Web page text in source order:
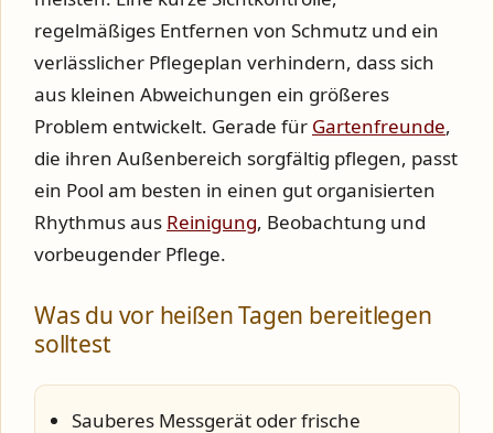
regelmäßiges Entfernen von Schmutz und ein
verlässlicher Pflegeplan verhindern, dass sich
aus kleinen Abweichungen ein größeres
Problem entwickelt. Gerade für Gartenfreunde,
die ihren Außenbereich sorgfältig pflegen, passt
ein Pool am besten in einen gut organisierten
Rhythmus aus Reinigung, Beobachtung und
vorbeugender Pflege.
Was du vor heißen Tagen bereitlegen
solltest
Sauberes Messgerät oder frische